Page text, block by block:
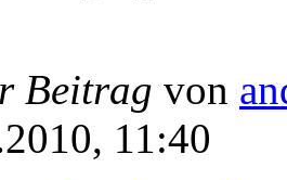
Beitrag von
11:40